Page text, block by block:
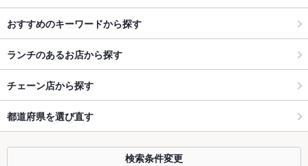
おすすめのキーワードから探す
ランチのあるお店から探す
チェーン店から探す
都道府県を選び直す
検索条件変更